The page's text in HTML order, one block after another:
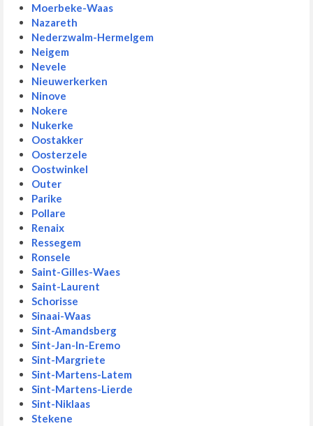
Moerbeke-Waas
Nazareth
Nederzwalm-Hermelgem
Neigem
Nevele
Nieuwerkerken
Ninove
Nokere
Nukerke
Oostakker
Oosterzele
Oostwinkel
Outer
Parike
Pollare
Renaix
Ressegem
Ronsele
Saint-Gilles-Waes
Saint-Laurent
Schorisse
Sinaai-Waas
Sint-Amandsberg
Sint-Jan-In-Eremo
Sint-Margriete
Sint-Martens-Latem
Sint-Martens-Lierde
Sint-Niklaas
Stekene